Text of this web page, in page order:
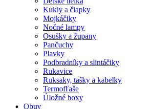
Kukly a čiapky
Mojkáčiky
Nočné lampy
Osušky a župany
Pančuchy
Plavky
Podbradníky a slintáčiky
Rukavice
Ruksaky, tašky a kabelky
Termofľaše
Úložné boxy
Obuv